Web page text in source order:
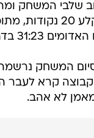
שלבי המשחק
בדרך לניצחון.
המשחק
קרא לעבר
לא אהב.